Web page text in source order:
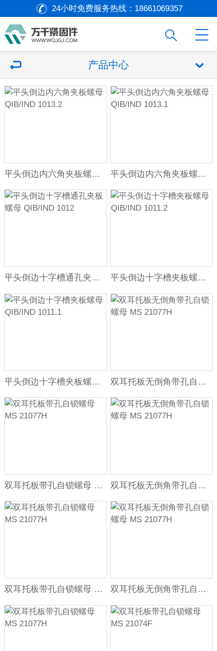
24小时免费服务热线： 18661069357
产品中心
平头倒边内六角夹板螺母 QIB/IND 1013.2 平头倒边内六角夹板螺母 QIB/IND 1013.1
平头倒边十字槽通孔夹板螺母 QIB/IND 1012 平头倒边十字槽夹板螺母 QIB/IND 1011.2
平头倒边十字槽夹板螺母 QIB/IND 1011.1 双耳托板无倒角带孔自锁螺母 MS 21077H
双耳托板带孔自锁螺母 MS 21077H 双耳托板无倒角带孔自锁螺母 MS 21077H
双耳托板带孔自锁螺母 MS 21077H 双耳托板无倒角带孔自锁螺母 MS 21077H